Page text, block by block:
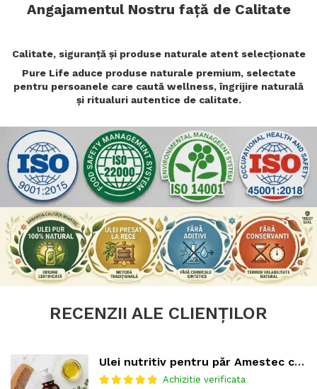
Angajamentul Nostru față de Calitate
Calitate, siguranță și produse naturale atent selecționate
Pure Life aduce produse naturale premium, selectate
pentru persoanele care caută wellness, îngrijire naturală
și ritualuri autentice de calitate.
RECENZII ALE CLIENȚILOR
Ulei nutritiv pentru păr Amestec concentrat de 7 uleiuri vegetale – Tratament intensiv pentru regenerare și anti-cădere a părului
Achizitie verificata